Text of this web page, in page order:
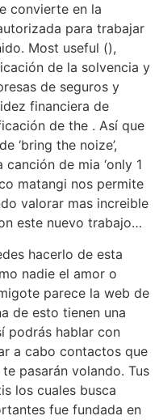
convierte en la
para trabajar
Most useful (),
de la solvencia y
de seguros y
financiera de
de the . Así que
‘bring the noize’,
de mia ‘only 1
matangi nos permite
valorar mas increible
este nuevo trabajo…
hacerlo de esta
nadie el amor o
parece la web de
de esto tienen una
podrás hablar con
a cabo contactos que
pasarán volando. Tus
los cuales busca
fue fundada en